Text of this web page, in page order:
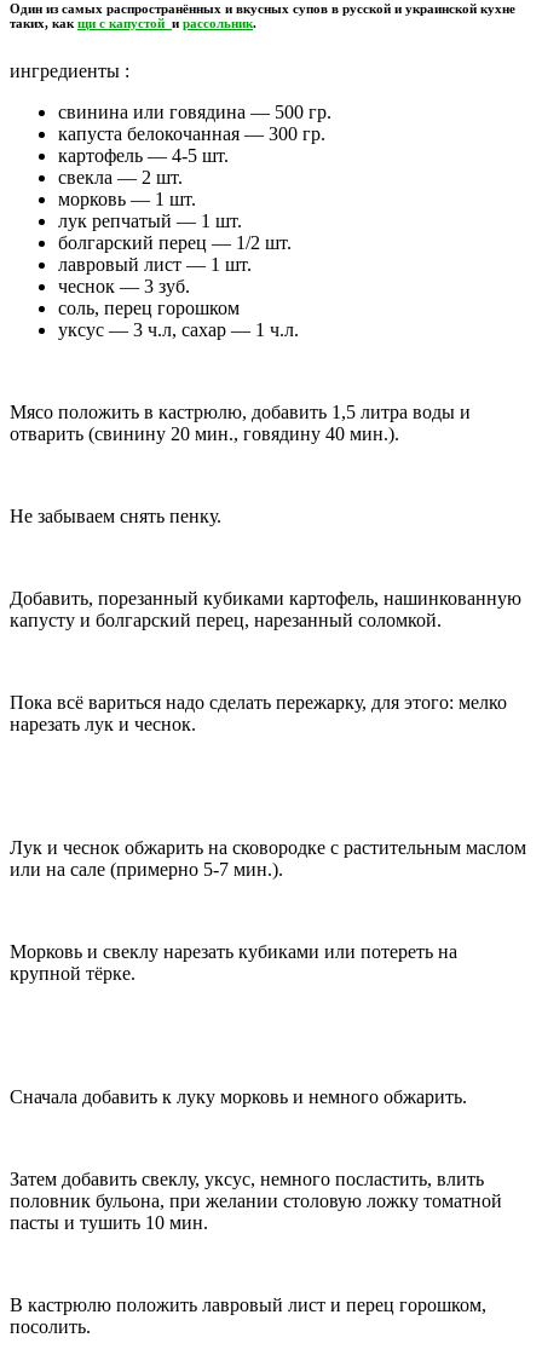
Один из самых распространённых и вкусных супов в русской и украинской кухне
таких, как щи с капустой и рассольник.
ингредиенты :
свинина или говядина — 500 гр.
капуста белокочанная — 300 гр.
картофель — 4-5 шт.
свекла — 2 шт.
морковь — 1 шт.
лук репчатый — 1 шт.
болгарский перец — 1/2 шт.
лавровый лист — 1 шт.
чеснок — 3 зуб.
соль, перец горошком
уксус — 3 ч.л, сахар — 1 ч.л.
Мясо положить в кастрюлю, добавить 1,5 литра воды и
отварить (свинину 20 мин., говядину 40 мин.).
Не забываем снять пенку.
Добавить, порезанный кубиками картофель, нашинкованную
капусту и болгарский перец, нарезанный соломкой.
Пока всё вариться надо сделать пережарку, для этого: мелко
нарезать лук и чеснок.
Лук и чеснок обжарить на сковородке с растительным маслом
или на сале (примерно 5-7 мин.).
Морковь и свеклу нарезать кубиками или потереть на
крупной тёрке.
Сначала добавить к луку морковь и немного обжарить.
Затем добавить свеклу, уксус, немного посластить, влить
половник бульона, при желании столовую ложку томатной
пасты и тушить 10 мин.
В кастрюлю положить лавровый лист и перец горошком,
посолить.